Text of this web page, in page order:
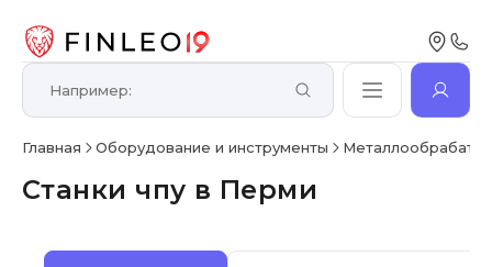
Главная Оборудование и инструменты
Станки чпу в Перми